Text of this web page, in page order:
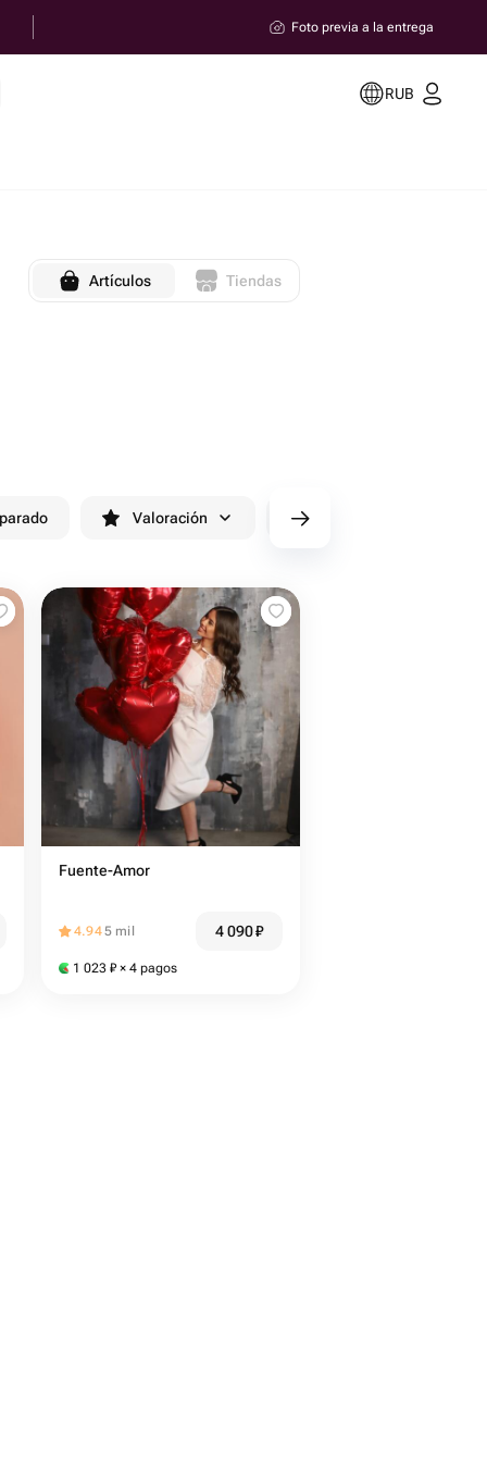
Foto previa a la entrega
RUB
Artículos Tiendas
Valoración cv/filters/name_fast_delivery
Fuente-Amor
4.945 mil 4 090₽
1 023 ₽ × 4 pagos